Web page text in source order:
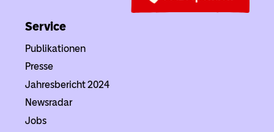
Service
Publikationen
Presse
Jahresbericht 2024
Newsradar
Jobs